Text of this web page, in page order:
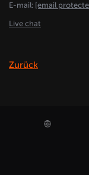
E-mail: [email
Live chat
Zurück